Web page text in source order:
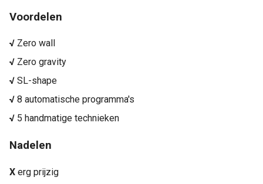
Voordelen
√ Zero wall
√ Zero gravity
√ SL-shape
√ 8 automatische programma's
√ 5 handmatige technieken
Nadelen
X erg prijzig